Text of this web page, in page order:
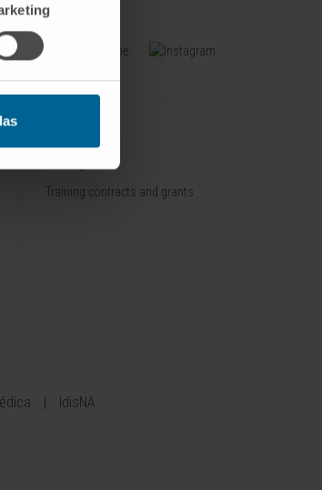
Training contracts and grants
IdisNA